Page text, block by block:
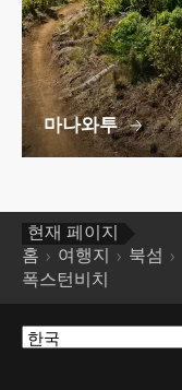
마나와투
현재 페이지
홈
여행지 북섬
폭스턴비치